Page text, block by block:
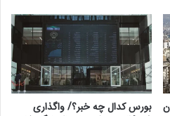
بورس کدال چه خبر؟/ واگذاری